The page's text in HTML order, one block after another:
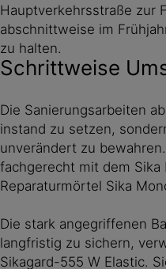
Hauptverkehrsstraße zur
abschnittweise im
zu halten.
Schrittweise
Die Sanierungsarbeiten
instand zu setzen,
unverändert zu
fachgerecht mit dem Sika
Reparaturmörtel Sika
Die stark angegriffenen
langfristig zu sichern,
Sikagard-555 W Elastic.